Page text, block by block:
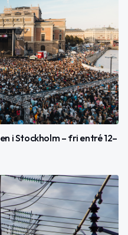
i Stockholm – fri entré 12–